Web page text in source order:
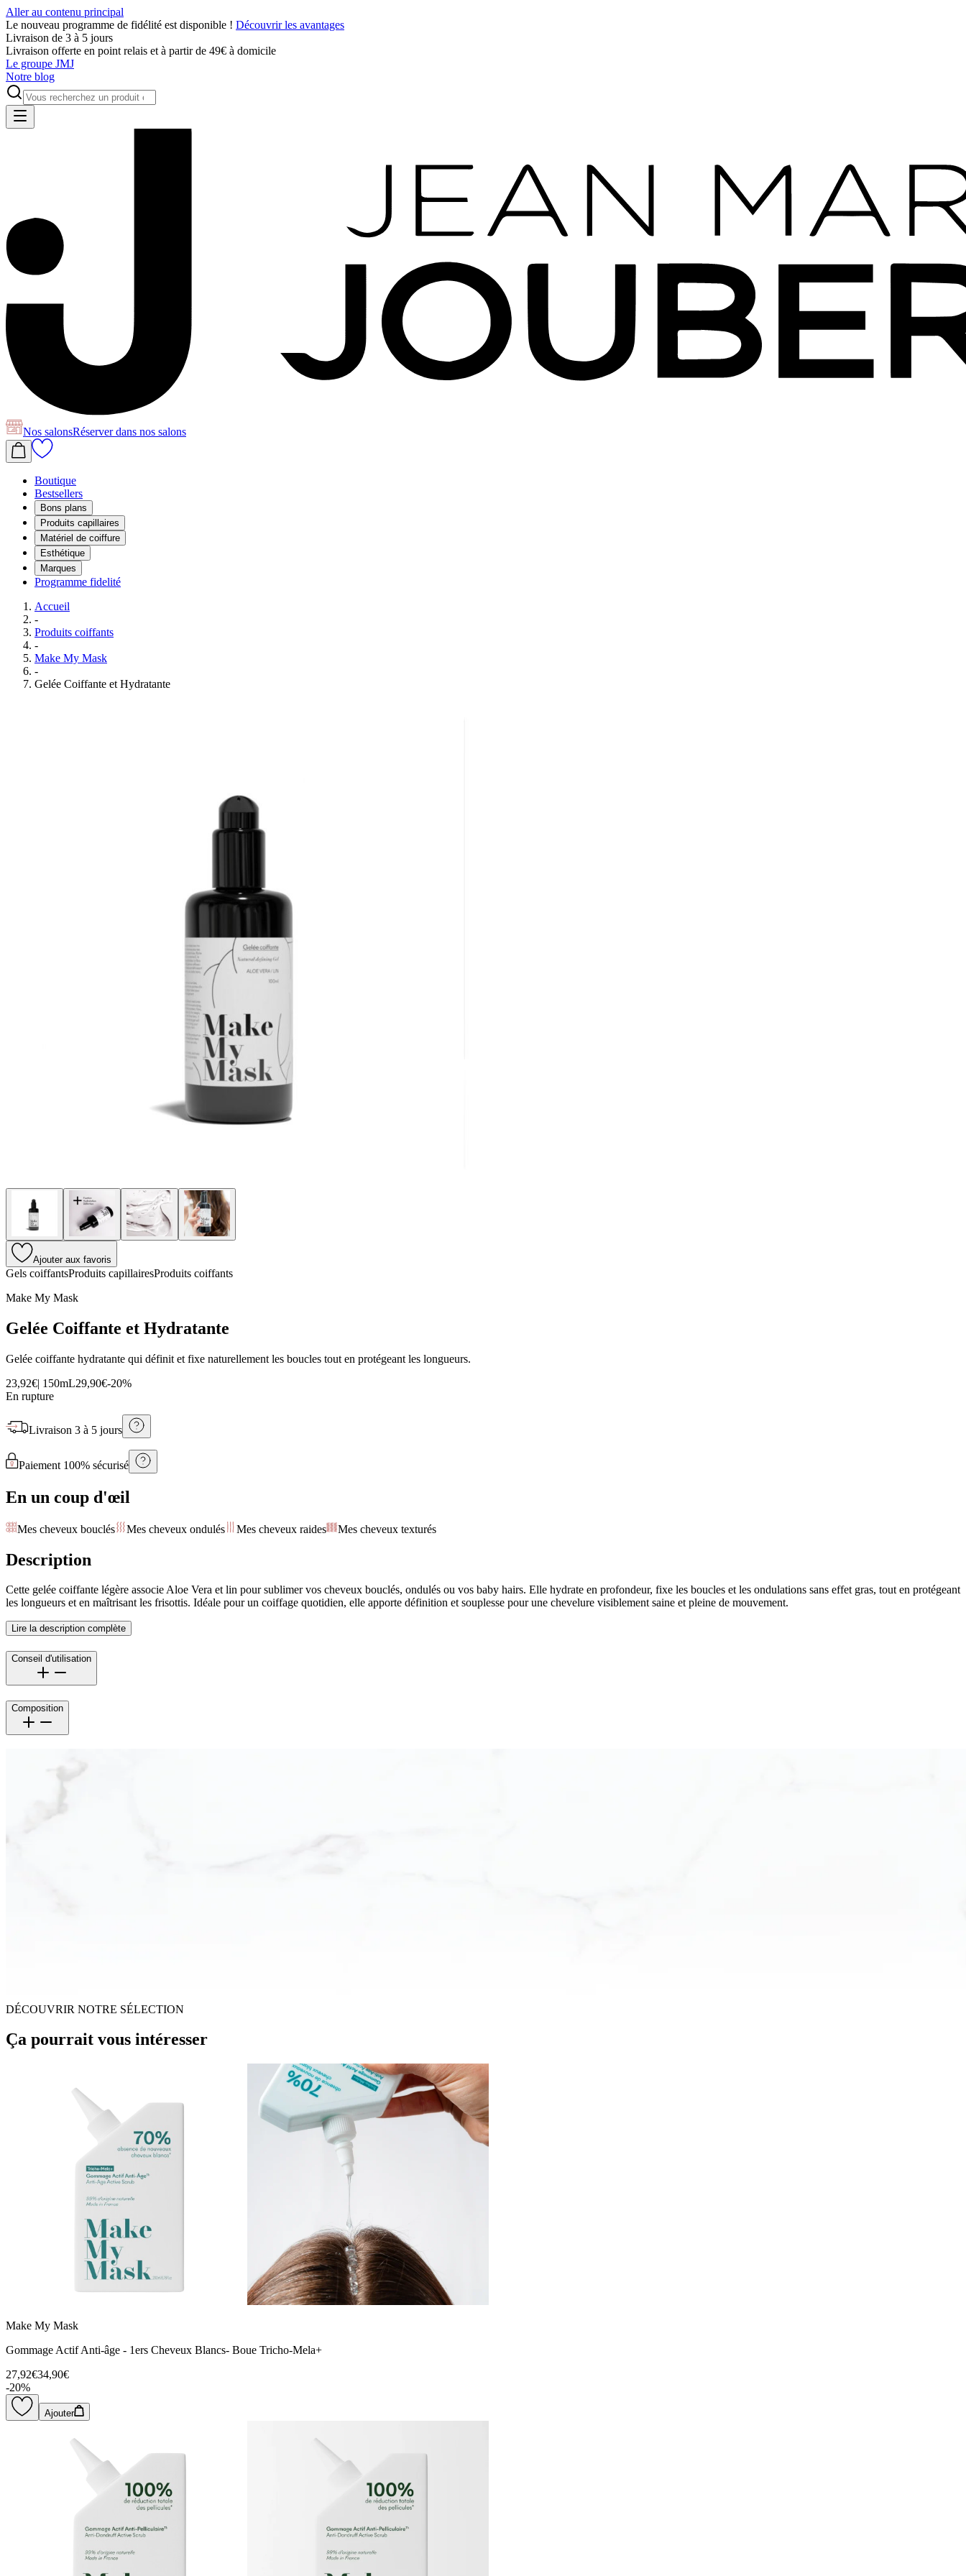
Aller au contenu principal
Le nouveau programme de fidélité est disponible ! Découvrir les avantages
Livraison de 3 à 5 jours
Livraison offerte en point relais et à partir de 49€ à domicile
Le groupe JMJ
Notre blog
Nos salonsRéserverdans nos salons
Boutique
Bestsellers
Bons plans
Produits capillaires
Matériel de coiffure
Esthétique
Marques
Programme fidelité
Accueil
-
Produits coiffants
-
Make My Mask
-
Gelée Coiffante et Hydratante
Ajouter aux favoris
Gels coiffantsProduits capillairesProduits coiffants
Make My Mask
Gelée Coiffante et Hydratante
Gelée coiffante hydratante qui définit et fixe naturellement les boucles tout en protégeant les longueurs.
23,92€| 150mL29,90€-20%
En rupture
Livraison 3 à 5 jours
Paiement 100% sécurisé
En un coup d'œil
Mes cheveux bouclés Mes cheveux ondulés Mes cheveux raides Mes cheveux texturés
Description
Cette gelée coiffante légère associe Aloe Vera et lin pour sublimer vos cheveux bouclés, ondulés ou vos baby hairs. Elle hydrate en profondeur, fixe les boucles et les ondulations sans effet gras, tout en protégeant
les longueurs et en maîtrisant les frisottis. Idéale pour un coiffage quotidien, elle apporte définition et souplesse pour une chevelure visiblement saine et pleine de mouvement.
Lire la description complète
Conseil d'utilisation
Composition
DÉCOUVRIR NOTRE SÉLECTION
Ça pourrait vous intéresser
Make My Mask
Gommage Actif Anti-âge - 1ers Cheveux Blancs- Boue Tricho-Mela+
27,92€34,90€
-20%
Ajouter